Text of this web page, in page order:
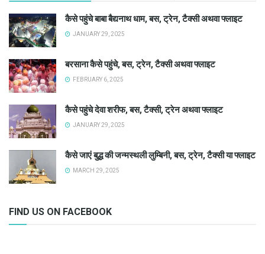
कैसे पहुंचे बाबा बैद्यनाथ धाम, बस, ट्रेन, टैक्सी अथवा फ्लाइट
JANUARY 29, 2025
बरसाना कैसे पहुंचे, बस, ट्रेन, टैक्सी अथवा फ्लाइट
FEBRUARY 6, 2025
कैसे पहुंचे देवा शरीफ, बस, टैक्सी, ट्रेन अथवा फ्लाइट
JANUARY 29, 2025
कैसे जाएं बुद्ध की जन्मस्थली लुम्बिनी, बस, ट्रेन, टैक्सी या फ्लाइट
MARCH 29, 2025
FIND US ON FACEBOOK